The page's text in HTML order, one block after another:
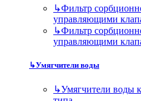
↳Фильтр
управляющими
↳Фильтр
управляющими
↳Умягчители воды
↳Умягчители воды